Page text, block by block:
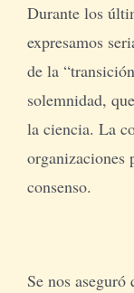
Durante los
expresamos
de la
solemnidad,
la ciencia. La
organizaciones
consenso.
Se nos